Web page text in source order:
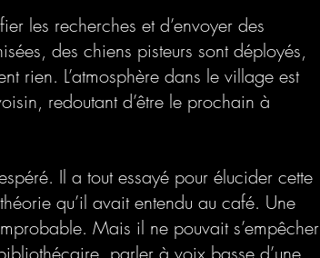
les recherches et d’envoyer des
des chiens pisteurs sont déployés,
rien. L’atmosphère dans le village est
redoutant d’être le prochain à
Il a tout essayé pour élucider cette
qu’il avait entendu au café. Une
Mais il ne pouvait s’empêcher
parler à voix basse d’une